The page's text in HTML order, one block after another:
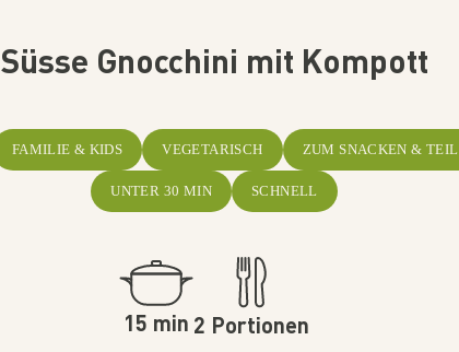
Süsse Gnocchini mit Kompott
FAMILIE & KIDS VEGETARISCH ZUM SNACKEN &
UNTER 30 MIN SCHNELL
15 min 2 Portionen